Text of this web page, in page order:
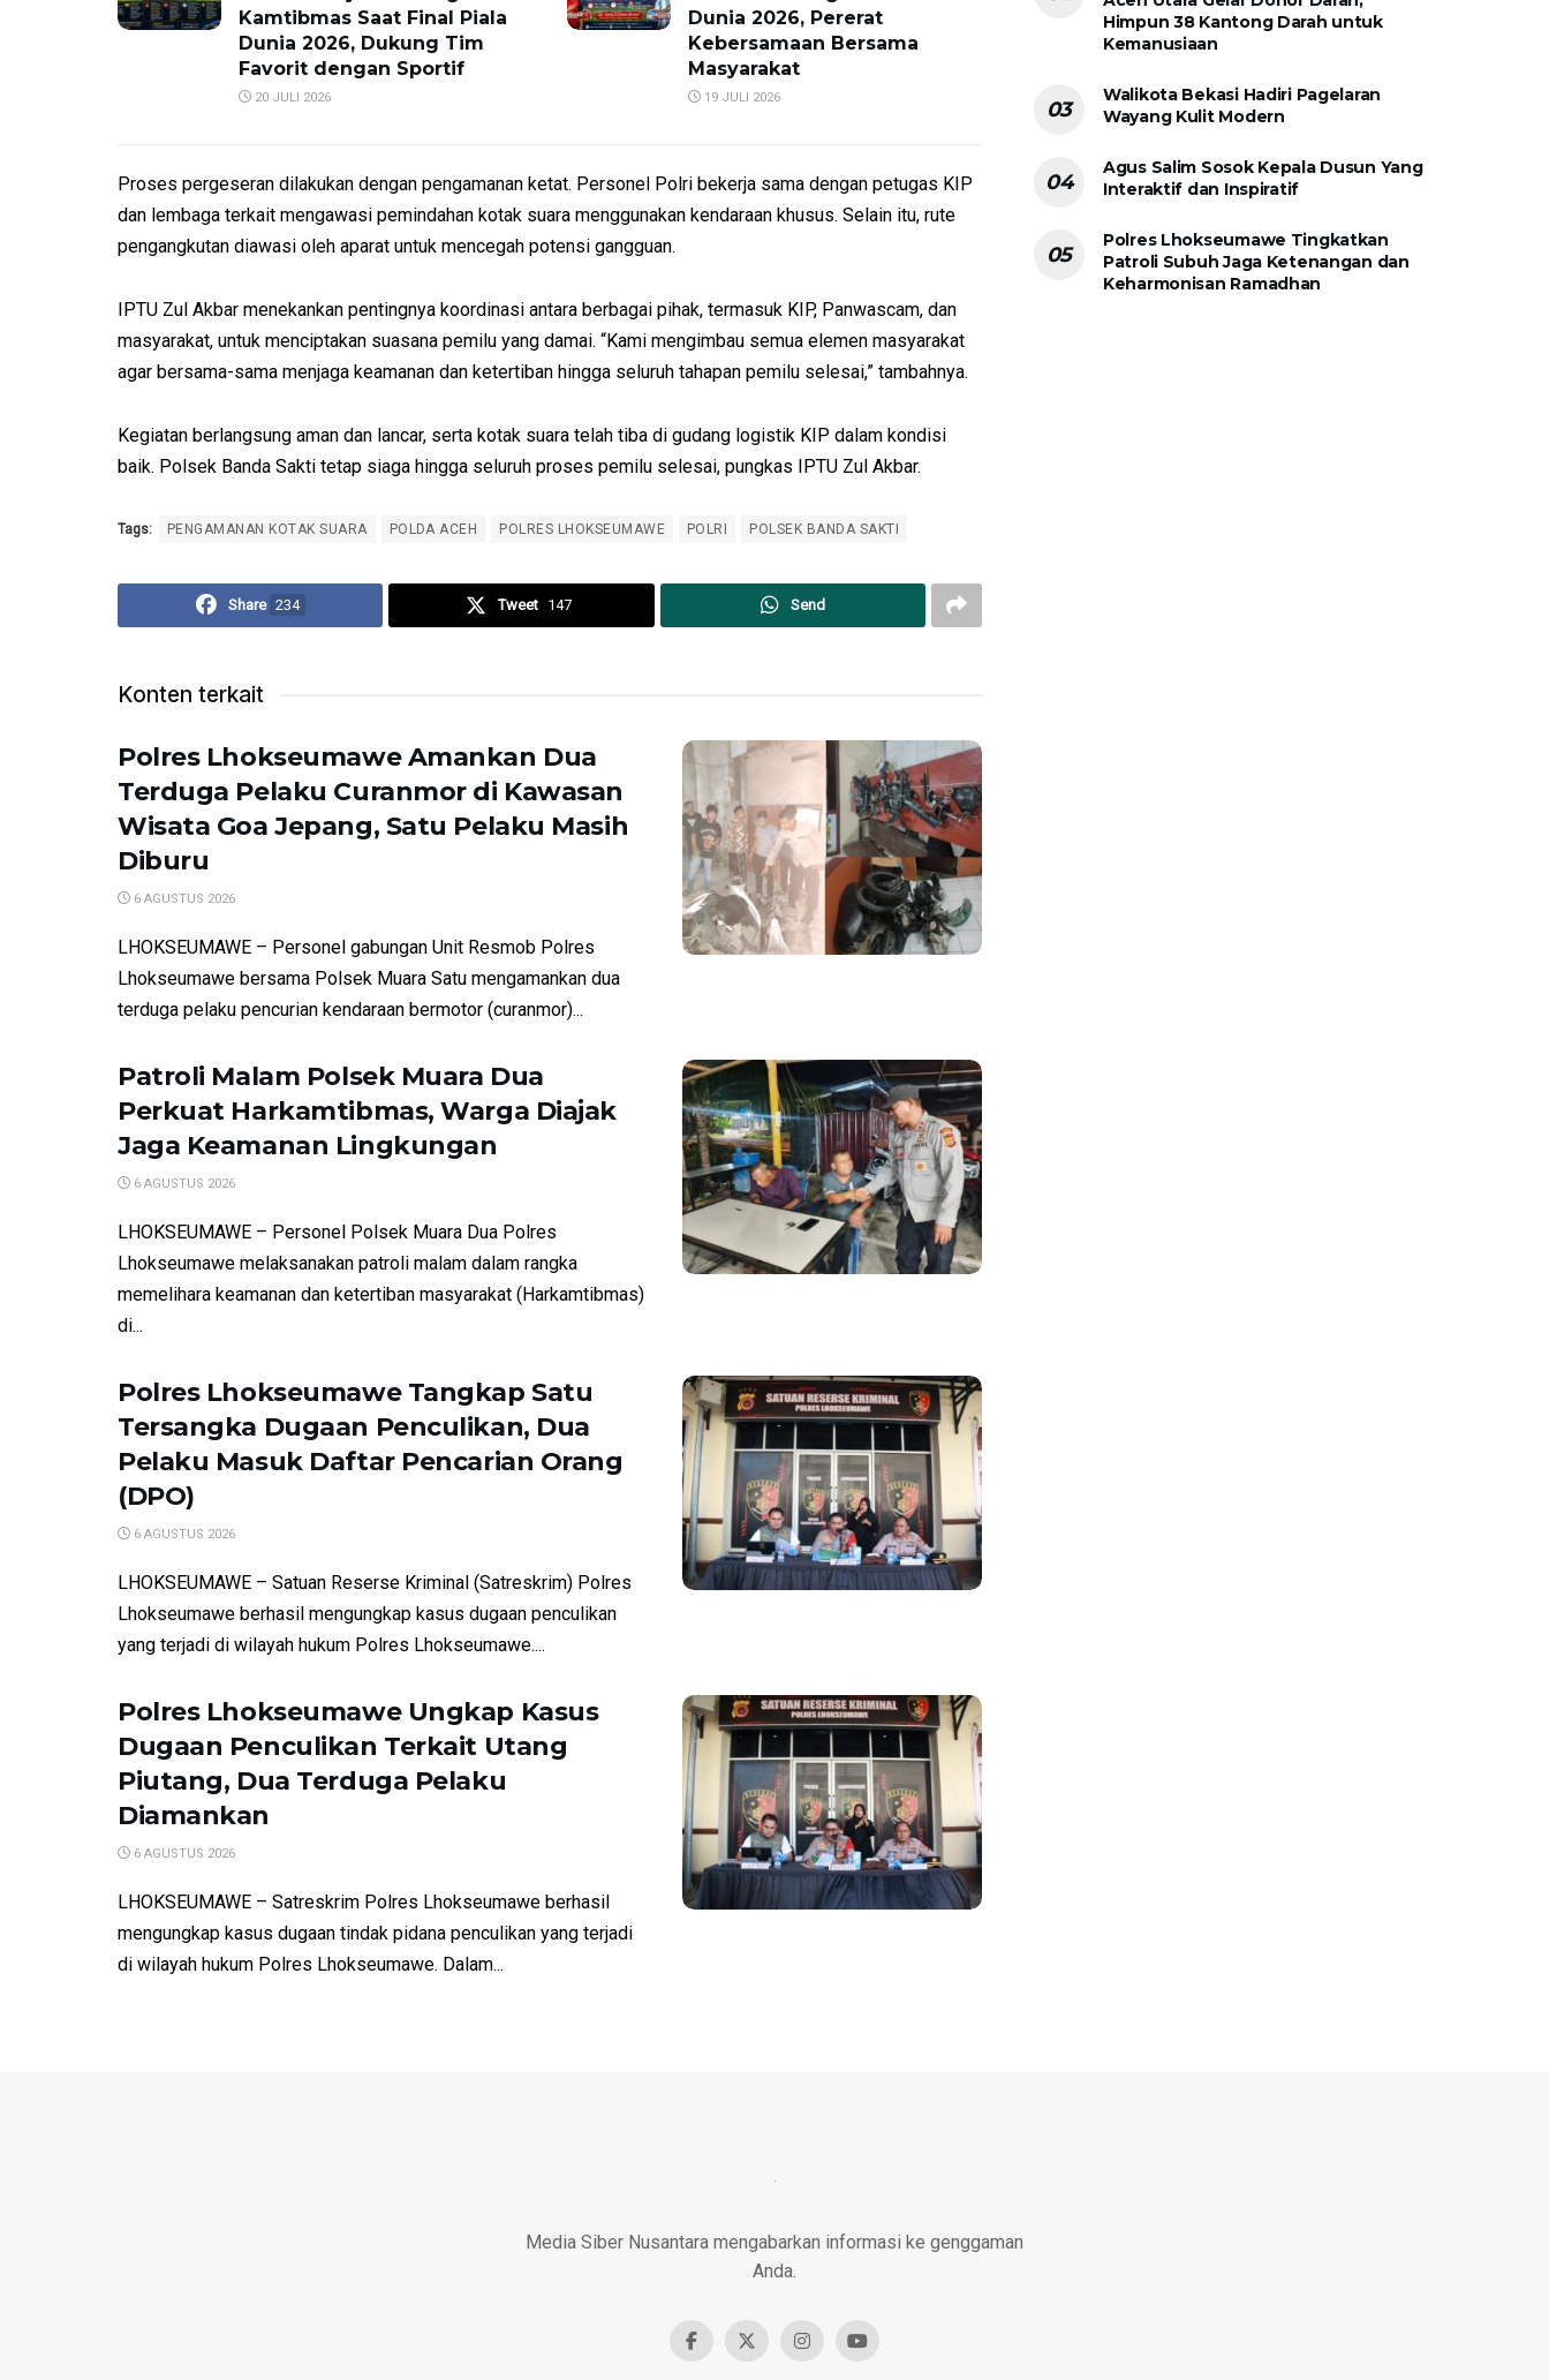
Kamtibmas Saat Final Piala
Dunia 2026, Dukung Tim
Favorit dengan Sportif
20 JULI 2026
Dunia 2026, Pererat
Kebersamaan Bersama
Masyarakat
19 JULI 2026
Proses pergeseran dilakukan dengan pengamanan ketat. Personel Polri bekerja sama dengan petugas KIP
dan lembaga terkait mengawasi pemindahan kotak suara menggunakan kendaraan khusus. Selain itu, rute
pengangkutan diawasi oleh aparat untuk mencegah potensi gangguan.
IPTU Zul Akbar menekankan pentingnya koordinasi antara berbagai pihak, termasuk KIP, Panwascam, dan
masyarakat, untuk menciptakan suasana pemilu yang damai. “Kami mengimbau semua elemen masyarakat
agar bersama-sama menjaga keamanan dan ketertiban hingga seluruh tahapan pemilu selesai,” tambahnya.
Kegiatan berlangsung aman dan lancar, serta kotak suara telah tiba di gudang logistik KIP dalam kondisi
baik. Polsek Banda Sakti tetap siaga hingga seluruh proses pemilu selesai, pungkas IPTU Zul Akbar.
Tags: PENGAMANAN KOTAK SUARA POLDA ACEH POLRES LHOKSEUMAWE POLRI POLSEK BANDA SAKTI
Share 234 Tweet 147 Send
Konten terkait
Polres Lhokseumawe Amankan Dua
Terduga Pelaku Curanmor di Kawasan
Wisata Goa Jepang, Satu Pelaku Masih
Diburu
6 AGUSTUS 2026
LHOKSEUMAWE – Personel gabungan Unit Resmob Polres
Lhokseumawe bersama Polsek Muara Satu mengamankan dua
terduga pelaku pencurian kendaraan bermotor (curanmor)...
Patroli Malam Polsek Muara Dua
Perkuat Harkamtibmas, Warga Diajak
Jaga Keamanan Lingkungan
6 AGUSTUS 2026
LHOKSEUMAWE – Personel Polsek Muara Dua Polres
Lhokseumawe melaksanakan patroli malam dalam rangka
memelihara keamanan dan ketertiban masyarakat (Harkamtibmas)
di...
Polres Lhokseumawe Tangkap Satu
Tersangka Dugaan Penculikan, Dua
Pelaku Masuk Daftar Pencarian Orang
(DPO)
6 AGUSTUS 2026
LHOKSEUMAWE – Satuan Reserse Kriminal (Satreskrim) Polres
Lhokseumawe berhasil mengungkap kasus dugaan penculikan
yang terjadi di wilayah hukum Polres Lhokseumawe....
Polres Lhokseumawe Ungkap Kasus
Dugaan Penculikan Terkait Utang
Piutang, Dua Terduga Pelaku
Diamankan
6 AGUSTUS 2026
LHOKSEUMAWE – Satreskrim Polres Lhokseumawe berhasil
mengungkap kasus dugaan tindak pidana penculikan yang terjadi
di wilayah hukum Polres Lhokseumawe. Dalam...
Himpun 38 Kantong Darah untuk
Kemanusiaan
Walikota Bekasi Hadiri Pagelaran
Wayang Kulit Modern
Agus Salim Sosok Kepala Dusun Yang
Interaktif dan Inspiratif
Polres Lhokseumawe Tingkatkan
Patroli Subuh Jaga Ketenangan dan
Keharmonisan Ramadhan
Media Siber Nusantara mengabarkan informasi ke genggaman
Anda.